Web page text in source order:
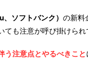
ソフトバンク） の新料
ても注意が呼び掛けられ
う注意点とやるべきこと